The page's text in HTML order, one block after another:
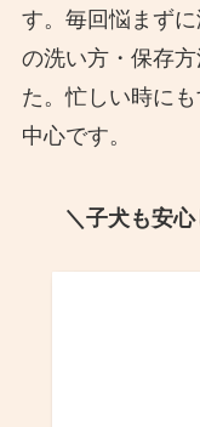
す。毎回悩まず
の洗い方・保存
た。忙しい時に
中心です。
＼子犬も安